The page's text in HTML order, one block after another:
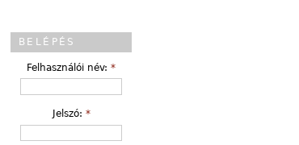
BELÉPÉS
Felhasználói név: *
Jelszó: *